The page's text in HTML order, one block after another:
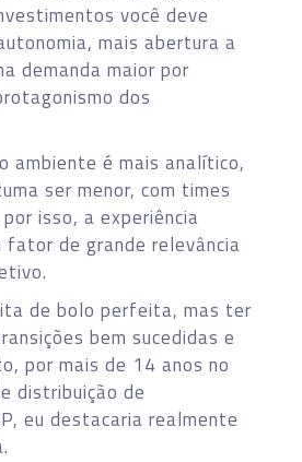
você deve
mais abertura a
demanda maior por
dos
ambiente é mais analítico,
ser menor, com times
isso, a experiência
fator de grande relevância
de bolo perfeita, mas ter
bem sucedidas e
por mais de 14 anos no
distribuição de
eu destacaria realmente